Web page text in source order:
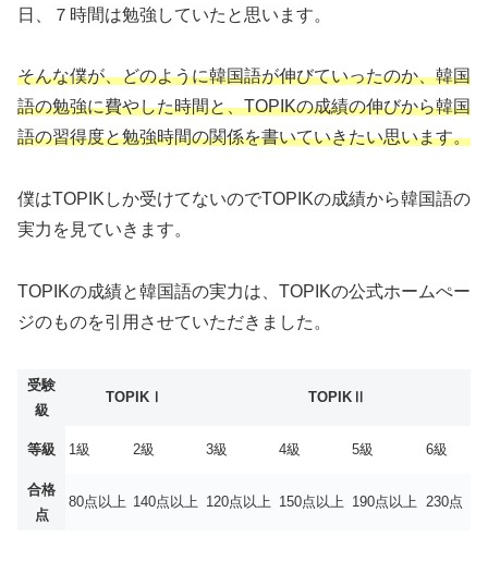
日、７時間は勉強していたと思います。
そんな僕が、どのように韓国語が伸びていったのか、韓国
語の勉強に費やした時間と、TOPIKの成績の伸びから韓国
語の習得度と勉強時間の関係を書いていきたい思います。
僕はTOPIKしか受けてないのでTOPIKの成績から韓国語の
実力を見ていきます。
TOPIKの成績と韓国語の実力は、TOPIKの公式ホームぺー
ジのものを引用させていただきました。
受験
級
TOPIKⅠ TOPIKⅡ
等級 1級 2級 3級 4級 5級 6級
合格
点
80点以上 140点以上 120点以上 150点以上 190点以上 230点